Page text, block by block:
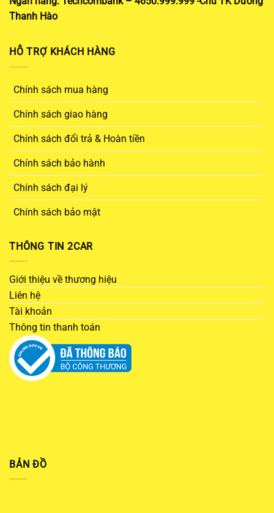
Thanh Hào
HỖ TRỢ KHÁCH HÀNG
Chính sách mua hàng
Chính sách giao hàng
Chính sách đổi trả & Hoàn tiền
Chính sách bảo hành
Chính sách đại lý
Chính sách bảo mật
THÔNG TIN 2CAR
Giới thiệu về thương hiệu
Liên hệ
Tài khoản
Thông tin thanh toán
BẢN ĐỒ